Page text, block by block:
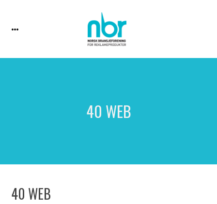
40 WEB
40 WEB